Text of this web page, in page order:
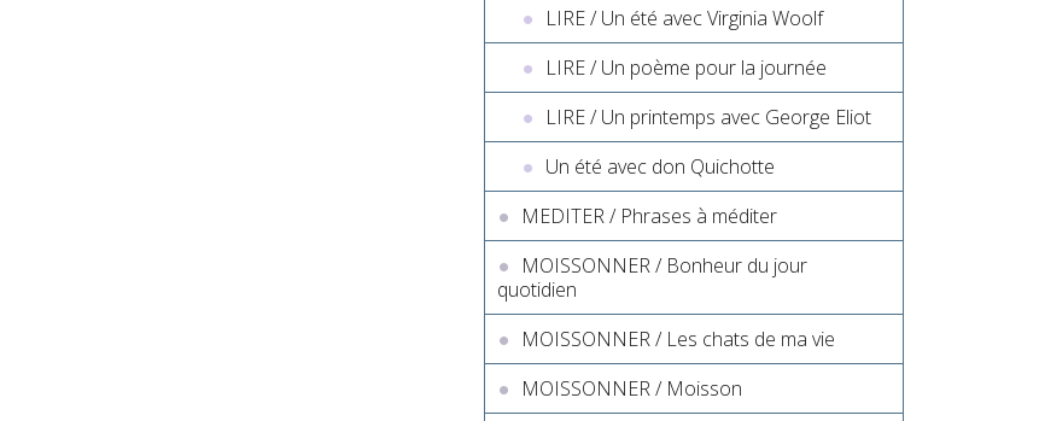
LIRE / Un été avec Virginia Woolf
LIRE / Un poème pour la journée
LIRE / Un printemps avec George Eliot
Un été avec don Quichotte
MEDITER / Phrases à méditer
MOISSONNER / Bonheur du jour
quotidien
MOISSONNER / Les chats de ma vie
MOISSONNER / Moisson